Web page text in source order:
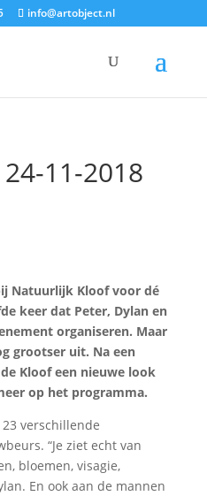
info@artobject.nl
11-2018
Natuurlijk Kloof voor dé
keer dat Peter, Dylan en
organiseren. Maar
grootser uit. Na een
Kloof een nieuwe look
op het programma.
verschillende
“Je ziet echt van
bloemen, visagie,
En ook aan de mannen